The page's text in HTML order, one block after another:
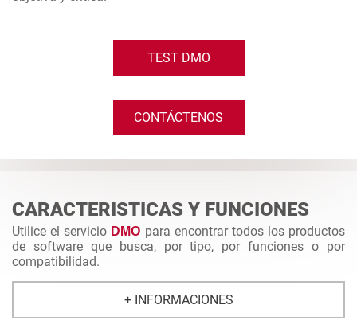
TEST DMO
CONTÁCTENOS
CARACTERISTICAS Y FUNCIONES
Utilice el servicio DMO para encontrar todos los productos
de software que busca, por tipo, por funciones o por
compatibilidad.
+ INFORMACIONES